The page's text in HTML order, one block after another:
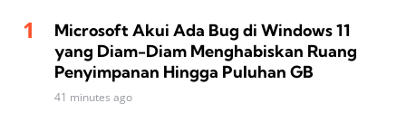
Microsoft Akui Ada Bug di Windows 11
yang Diam-Diam Menghabiskan Ruang
Penyimpanan Hingga Puluhan GB
41 minutes ago